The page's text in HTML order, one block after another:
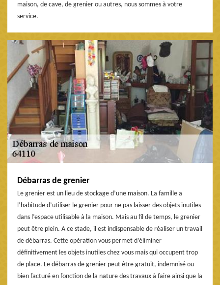
maison, de cave, de grenier ou autres, nous sommes à votre
service.
Débarras de grenier
Le grenier est un lieu de stockage d’une maison. La famille a
l’habitude d’utiliser le grenier pour ne pas laisser des objets inutiles
dans l’espace utilisable à la maison. Mais au fil de temps, le grenier
peut être plein. A ce stade, il est indispensable de réaliser un travail
de débarras. Cette opération vous permet d’éliminer
définitivement les objets inutiles chez vous mais qui occupent trop
de place. Le débarras de grenier peut être gratuit, indemnisé ou
bien facturé en fonction de la nature des travaux à faire ainsi que la